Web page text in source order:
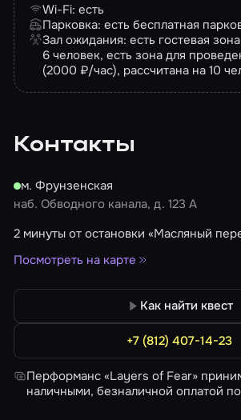
Фотографии игроков: услуга
запросу.
Видео прохождения квеста:
высылает в Telegram в течение 7
длительностью 3-4 минуты,
Wi-Fi: есть
Парковка: есть бесплатная
Зал ожидания: есть гостевая
6 человек, есть зона для
(2000 ₽/час), рассчитана на 10
Контакты
м. Фрунзенская
наб. Обводного канала, д. 123 А
2 минуты от остановки «Масляный
Посмотреть на карте
Как найти квест
+7 (812) 407-14-23
Перформанс «Layers of Fear»
наличными, безналичной оплатой